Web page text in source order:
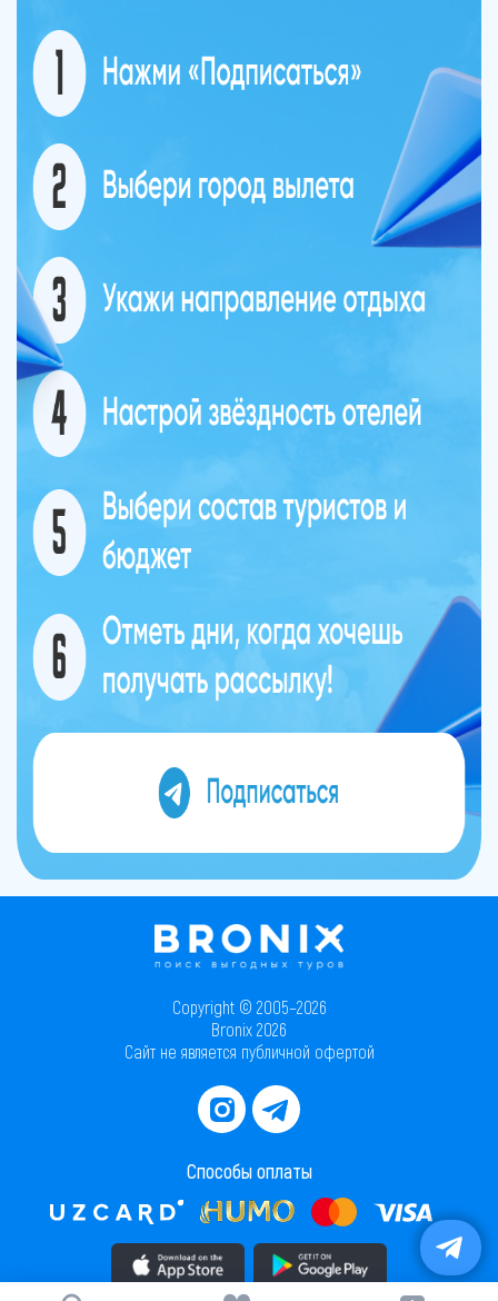
Copyright © 2005–2026
Bronix 2026
Сайт не является публичной офертой
Способы оплаты
Скачать приложение в AppStore Скачать приложение в PlayMarket